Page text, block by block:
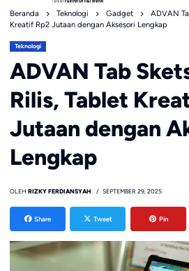
Beranda Teknologi Gadget
ADVAN
Kreatif Rp2 Jutaan dengan Aksesori Lengkap
Teknologi
ADVAN Tab
Rilis, Tablet
Jutaan dengan
Lengkap
OLEH RIZKY FERDIANSYAH SEPTEMBER 29, 2025
Share Tweet Pin